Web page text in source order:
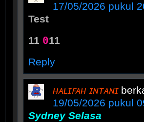
17/05/2026 pukul
Test
11 011
Reply
ʜᴀʟɪꜰᴀʜ ɪɴᴛᴀɴɪ
19/05/2026 pukul
Sydney Selasa